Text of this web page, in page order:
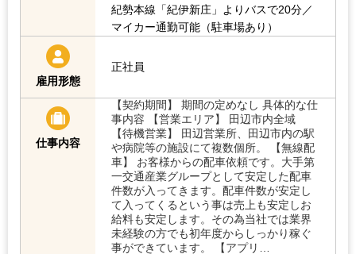
紀勢本線「紀伊新庄」よりバスで20分／
マイカー通勤可能（駐車場あり）
雇用形態
正社員
仕事内容
【契約期間】 期間の定めなし 具体的な仕
事内容 【営業エリア】 田辺市内全域
【待機営業】 田辺営業所、田辺市内の駅
や病院等の施設にて複数個所。 【無線配
車】 お客様からの配車依頼です。大手第
一交通産業グループとして安定した配車
件数が入ってきます。配車件数が安定し
て入ってくるという事は売上も安定しお
給料も安定します。その為当社では業界
未経験の方でも初年度からしっかり稼ぐ
事ができています。 【アプリ…